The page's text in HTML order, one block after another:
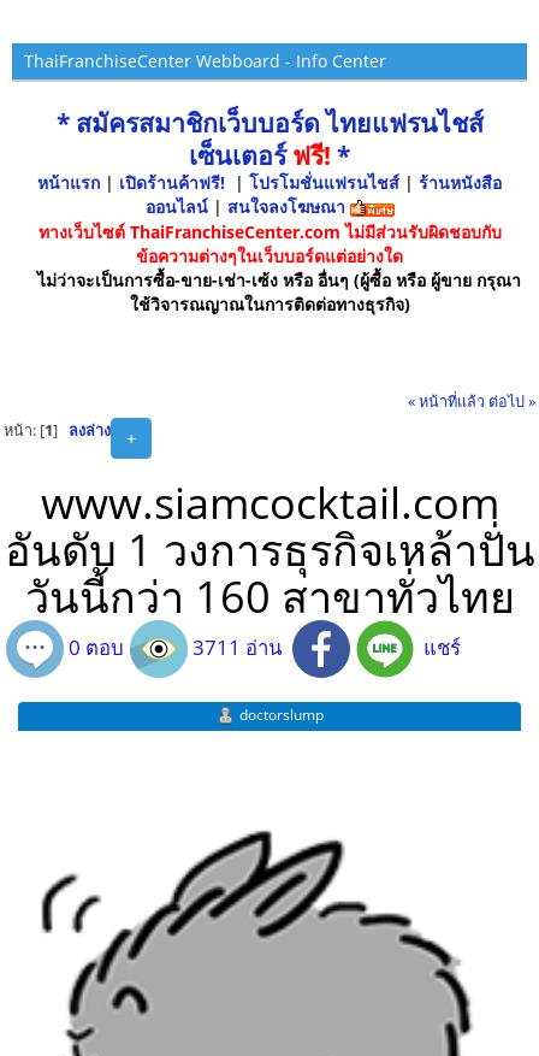
ThaiFranchiseCenter Webboard - Info Center
* สมัครสมาชิกเว็บบอร์ด ไทยแฟรนไชส์
เซ็นเตอร์ฟรี! *
หน้าแรก | เปิดร้านค้าฟรี! | โปรโมชั่นแฟรนไชส์ | ร้านหนังสือ
ออนไลน์ | สนใจลงโฆษณา
ทางเว็บไซต์ ThaiFranchiseCenter.com ไม่มีส่วนรับผิดชอบกับ
ข้อความต่างๆในเว็บบอร์ดแต่อย่างใด
ไม่ว่าจะเป็นการซื้อ-ขาย-เช่า-เซ้ง หรือ อื่นๆ (ผู้ซื้อ หรือ ผู้ขาย กรุณา
ใช้วิจารณญาณในการติดต่อทางธุรกิจ)
« หน้าที่แล้ว ต่อไป »
+
หน้า: [1] ลงล่าง
www.siamcocktail.com
อันดับ 1 วงการธุรกิจเหล้าปั่น
วันนี้กว่า 160 สาขาทั่วไทย
0 ตอบ 3711 อ่าน แชร์
doctorslump